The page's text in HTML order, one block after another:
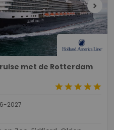
chevron_right
met de Rotterdam
starstarstarstarstar
2027